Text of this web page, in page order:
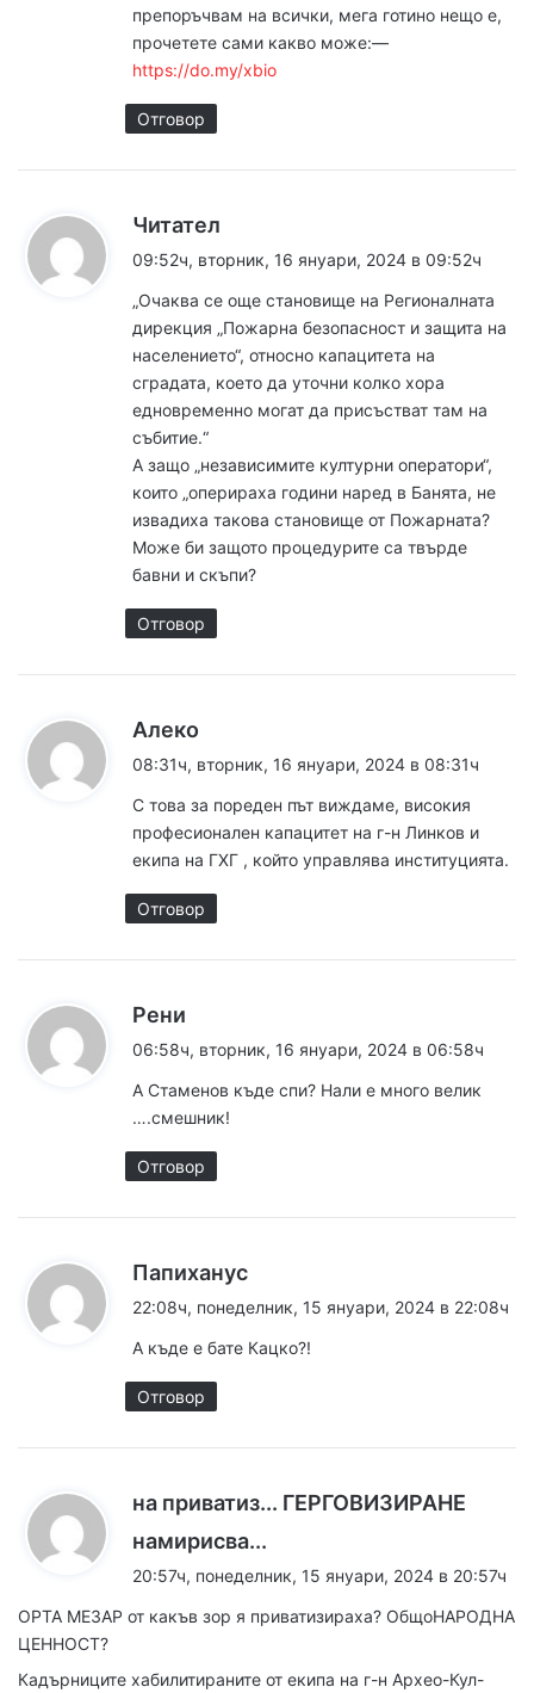
препоръчвам на всички, мега готино нещо е,
прочетете сами какво може:––
https://do.my/xbio
Отговор
Читател
а
:
09:52ч, вторник, 16 януари, 2024 в 09:52ч
„Очаква се още становище на Регионалната
дирекция „Пожарна безопасност и защита на
населението“, относно капацитета на
сградата, което да уточни колко хора
едновременно могат да присъстват там на
събитие.“
А защо „независимите културни оператори“,
които „оперираха години наред в Банята, не
извадиха такова становище от Пожарната?
Може би защото процедурите са твърде
бавни и скъпи?
Отговор
Алеко
а
:
08:31ч, вторник, 16 януари, 2024 в 08:31ч
С това за пореден път виждаме, високия
професионален капацитет на г-н Линков и
екипа на ГХГ , който управлява институцията.
Отговор
Рени
а
:
06:58ч, вторник, 16 януари, 2024 в 06:58ч
А Стаменов къде спи? Нали е много велик
….смешник!
Отговор
Папиханус
а
22:08ч, понеделник, 15 януари, 2024 в 22:08ч
А къде е бате Кацко?!
Отговор
на приватиз... ГЕРГОВИЗИРАНЕ
намирисва...
а
20:57ч, понеделник, 15 януари, 2024 в 20:57ч
ОРТА МЕЗАР от какъв зор я приватизираха? ОбщоНАРОДНА
ЦЕННОСТ?
Кадърниците хабилитираните от екипа на г-н Архео-Кул-